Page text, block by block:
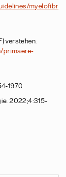
myelofibr
verstehen.
primaere-
1970.
2022;4:315-